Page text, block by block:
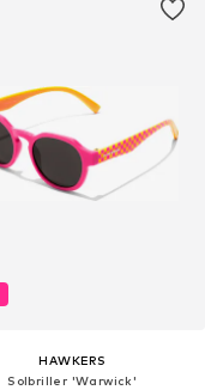
HAWKERS
Solbriller 'Warwick'